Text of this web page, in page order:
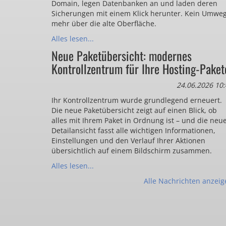
Domain, legen Datenbanken an und laden deren
Sicherungen mit einem Klick herunter. Kein
mehr über die alte Oberfläche.
Alles lesen...
Neue Paketübersicht: modernes
Kontrollzentrum für Ihre Hosting-
24.06.2026
Ihr Kontrollzentrum wurde grundlegend erneuert.
Die neue Paketübersicht zeigt auf einen Blick, ob
alles mit Ihrem Paket in Ordnung ist – und die neue
Detailansicht fasst alle wichtigen Informationen,
Einstellungen und den Verlauf Ihrer Aktionen
übersichtlich auf einem Bildschirm zusammen.
Alles lesen...
Alle Nachrichten